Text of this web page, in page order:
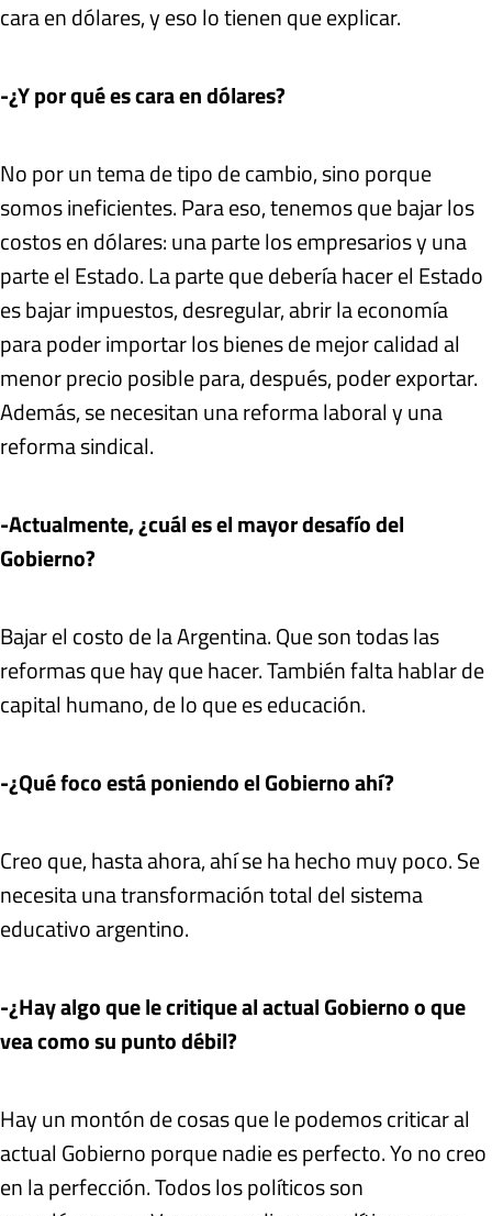
cara en dólares, y eso lo tienen que explicar.
-¿Y por qué es cara en dólares?
No por un tema de tipo de cambio, sino porque
somos ineficientes. Para eso, tenemos que bajar los
costos en dólares: una parte los empresarios y una
parte el Estado. La parte que debería hacer el Estado
es bajar impuestos, desregular, abrir la economía
para poder importar los bienes de mejor calidad al
menor precio posible para, después, poder exportar.
Además, se necesitan una reforma laboral y una
reforma sindical.
-Actualmente, ¿cuál es el mayor desafío del
Gobierno?
Bajar el costo de la Argentina. Que son todas las
reformas que hay que hacer. También falta hablar de
capital humano, de lo que es educación.
-¿Qué foco está poniendo el Gobierno ahí?
Creo que, hasta ahora, ahí se ha hecho muy poco. Se
necesita una transformación total del sistema
educativo argentino.
-¿Hay algo que le critique al actual Gobierno o que
vea como su punto débil?
Hay un montón de cosas que le podemos criticar al
actual Gobierno porque nadie es perfecto. Yo no creo
en la perfección. Todos los políticos son